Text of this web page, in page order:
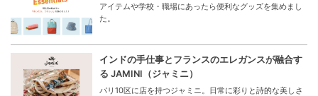
アイテムや学校・職場にあったら便利なグッズを集めまし
た。
インドの手仕事とフランスのエレガンスが融合す
る JAMINI（ジャミニ）
パリ10区に店を持つジャミニ。日常に彩りと詩的な美しさ